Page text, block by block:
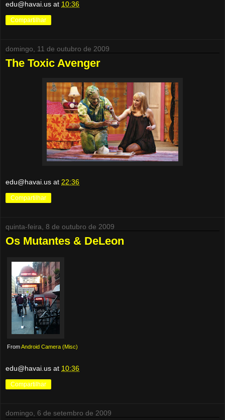
edu@havai.us at 10:36
Compartilhar
domingo, 11 de outubro de 2009
The Toxic Avenger
edu@havai.us at 22:36
Compartilhar
quinta-feira, 8 de outubro de 2009
Os Mutantes & DeLeon
FromAndroid Camera (Misc)
edu@havai.us at 10:36
Compartilhar
domingo, 6 de setembro de 2009